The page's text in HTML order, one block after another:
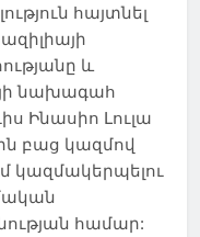
հայտնել
և
նախագահ
Ինասիո Լուլա
բաց կազմով
կազմակերպելու
համար: